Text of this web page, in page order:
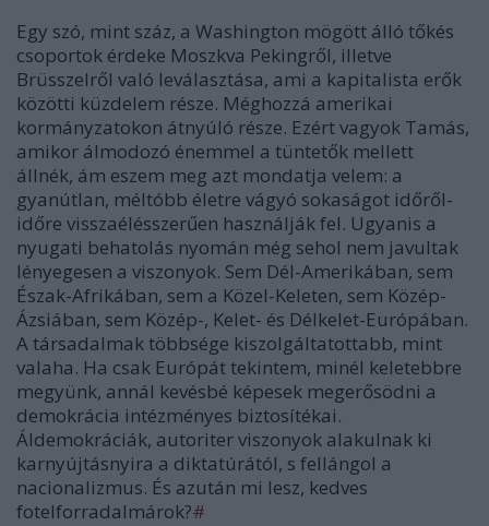
Egy szó, mint száz, a Washington mögött álló tőkés
csoportok érdeke Moszkva Pekingről, illetve
Brüsszelről való leválasztása, ami a kapitalista erők
közötti küzdelem része. Méghozzá amerikai
kormányzatokon átnyúló része. Ezért vagyok Tamás,
amikor álmodozó énemmel a tüntetők mellett
állnék, ám eszem meg azt mondatja velem: a
gyanútlan, méltóbb életre vágyó sokaságot időről-
időre visszaélésszerűen használják fel. Ugyanis a
nyugati behatolás nyomán még sehol nem javultak
lényegesen a viszonyok. Sem Dél-Amerikában, sem
Észak-Afrikában, sem a Közel-Keleten, sem Közép-
Ázsiában, sem Közép-, Kelet- és Délkelet-Európában.
A társadalmak többsége kiszolgáltatottabb, mint
valaha. Ha csak Európát tekintem, minél keletebbre
megyünk, annál kevésbé képesek megerősödni a
demokrácia intézményes biztosítékai.
Áldemokráciák, autoriter viszonyok alakulnak ki
karnyújtásnyira a diktatúrától, s fellángol a
nacionalizmus. És azután mi lesz, kedves
fotelforradalmárok?#